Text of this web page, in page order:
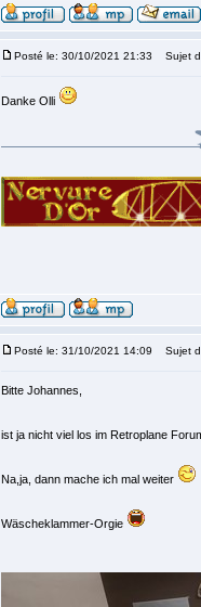
Posté le: 30/10/2021 21:33 Sujet
Danke Olli
Posté le: 31/10/2021 14:09 Sujet
Bitte Johannes,
ist ja nicht viel los im Retroplane
Na,ja, dann mache ich mal weiter
Wäscheklammer-Orgie